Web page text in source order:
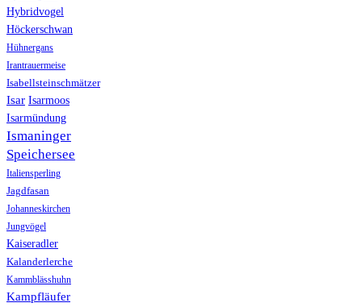
Hybridvogel
Höckerschwan
Hühnergans
Irantrauermeise
Isabellsteinschmätzer
Isar Isarmoos
Isarmündung
Ismaninger
Speichersee
Italiensperling
Jagdfasan
Johanneskirchen
Jungvögel
Kaiseradler
Kalanderlerche
Kammblässhuhn
Kampfläufer